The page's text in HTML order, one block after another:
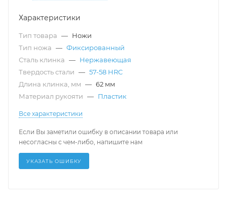
Характеристики
Тип товара — Ножи
Тип ножа — Фиксированный
Сталь клинка — Нержавеющая
Твердость стали — 57-58 HRC
Длина клинка, мм — 62 мм
Материал рукояти — Пластик
Все характеристики
Если Вы заметили ошибку в описании товара или
несогласны с чем-либо, напишите нам
УКАЗАТЬ ОШИБКУ